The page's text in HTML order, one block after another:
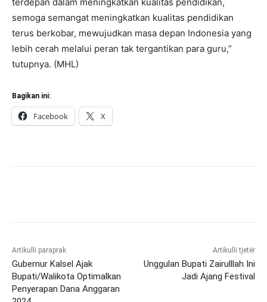
semoga semangat meningkatkan kualitas pendidikan
terus berkobar, mewujudkan masa depan Indonesia yang
lebih cerah melalui peran tak tergantikan para guru,”
tutupnya. (MHL)
Bagikan ini:
Facebook X
Artikulli paraprak
Gubernur Kalsel Ajak
Bupati/Walikota Optimalkan
Penyerapan Dana Anggaran
Artikulli tjetër
Unggulan Bupati Zairulllah Ini
Jadi Ajang Festival